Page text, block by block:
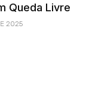
Queda Livre
2025